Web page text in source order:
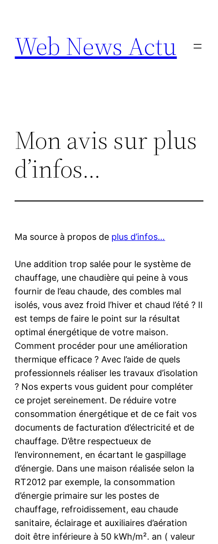
contenu
Web News Actu
Mon avis sur plus
d’infos…
Ma source à propos de plus d’infos…
Une addition trop salée pour le système de
chauffage, une chaudière qui peine à vous
fournir de l’eau chaude, des combles mal
isolés, vous avez froid l’hiver et chaud l’été ? Il
est temps de faire le point sur la résultat
optimal énergétique de votre maison.
Comment procéder pour une amélioration
thermique efficace ? Avec l’aide de quels
professionnels réaliser les travaux d’isolation
? Nos experts vous guident pour compléter
ce projet sereinement. De réduire votre
consommation énergétique et de ce fait vos
documents de facturation d’électricité et de
chauffage. D’être respectueux de
l’environnement, en écartant le gaspillage
d’énergie. Dans une maison réalisée selon la
RT2012 par exemple, la consommation
d’énergie primaire sur les postes de
chauffage, refroidissement, eau chaude
sanitaire, éclairage et auxiliaires d’aération
doit être inférieure à 50 kWh/m². an ( valeur